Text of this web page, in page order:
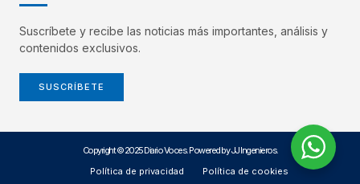
Suscríbete y recibe las noticias más importantes, análisis y
contenidos exclusivos.
SUSCRÍBETE
Copyright © 2025 Diario Voces. Powered by JJ Ingenieros.
Política de privacidad
Política de cookies